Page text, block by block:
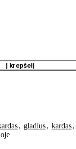
Į krepšelį
, gladius, kardas,